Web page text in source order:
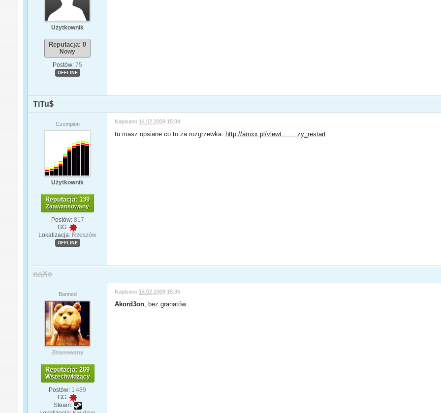
Użytkownik
Reputacja: 0
Nowy
Postów: 75
OFFLINE
TiTu$
Czempion
Użytkownik
Reputacja: 139
Zaawansowany
Postów: 817
GG:
Lokalizacja: Rzeszów
OFFLINE
Napisano 14.02.2009 15:34
tu masz opsiane co to za rozgrzewka: http://amxx.pl/viewt... ... zy_restart
naXe
Banned
Zbanowany
Reputacja: 269
Wszechwidzący
Postów: 1 489
GG:
Steam:
Napisano 14.02.2009 15:36
Akord3on , bez granatów.